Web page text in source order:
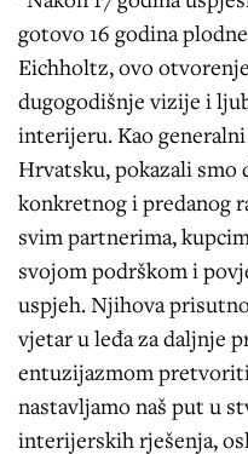
gotovo 16 godina
Eichholtz, ovo
dugogodišnje vizije i
interijeru. Kao
Hrvatsku, pokazali smo
konkretnog i predanog
svim partnerima,
svojom podrškom i
uspjeh. Njihova
vjetar u leđa za daljnje
entuzijazmom
nastavljamo naš put u
interijerskih rješenja,